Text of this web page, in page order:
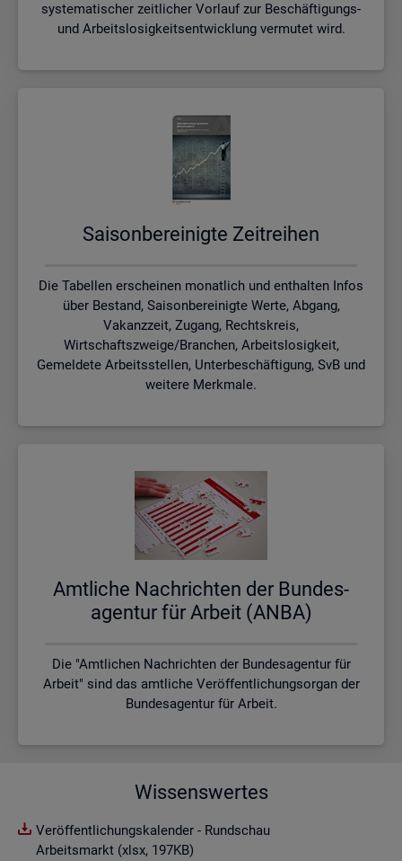
systematischer zeitlicher Vorlauf zur Beschäftigungs-
und Arbeitslosigkeitsentwicklung vermutet wird.
Sai­son­be­rei­nig­te Zeit­rei­hen
Die Tabellen erscheinen monatlich und enthalten Infos
über Bestand, Saisonbereinigte Werte, Abgang,
Vakanzzeit, Zugang, Rechtskreis,
Wirtschaftszweige/Branchen, Arbeitslosigkeit,
Gemeldete Arbeitsstellen, Unterbeschäftigung, SvB und
weitere Merkmale.
Amt­li­che Nach­rich­ten der Bun­des­
agen­tur für Ar­beit (ANBA)
Die "Amtlichen Nachrichten der Bundesagentur für
Arbeit" sind das amtliche Veröffentlichungsorgan der
Bundesagentur für Arbeit.
Wissenswertes
Veröffentlichungskalender - Rundschau
Arbeitsmarkt (xlsx, 197KB)